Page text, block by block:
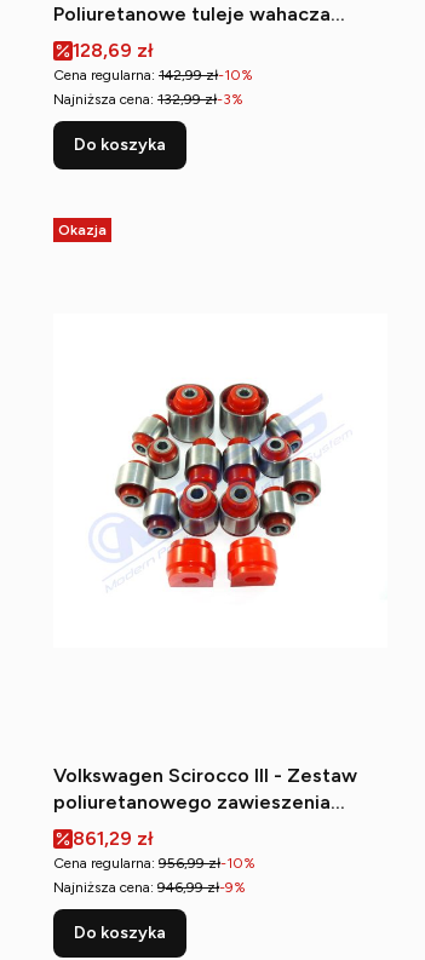
Poliuretanowe tuleje wahacza
tylnego górnego (zewnętrzna)
Cena promocyjna
128,69 zł
Cena regularna: 142,99 zł-10%
Najniższa cena: 132,99 zł-3%
Do koszyka
Okazja
Volkswagen Scirocco III - Zestaw
poliuretanowego zawieszenia
tylnego
Cena promocyjna
861,29 zł
Cena regularna: 956,99 zł-10%
Najniższa cena: 946,99 zł-9%
Do koszyka